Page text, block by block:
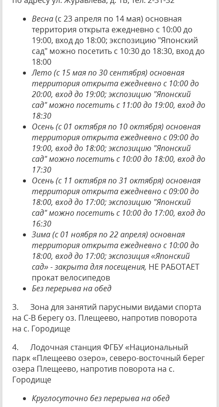
Весна(с 23 апреля по 14 мая) основная
территория открыта ежедневно с 10:00 до
19:00, вход до 18:00; экспозицию "Японский
сад" можно посетить с 10:30 до 18:30, вход до
18:00
Лето (с 15 мая по 30 сентября) основная
территория открыта ежедневно с 10:00 до
20:00, вход до 19:00; экспозицию "Японский
сад" можно посетить с 11:00 до 19:00, вход до
18:30
Осень (с 01 октября по 10 октября) основная
территория открыта ежедневно с 09:00 до
19:00, вход до 18:00; экспозицию "Японский
сад" можно посетить с 10:00 до 18:00, вход до
17:30
Осень (с 11 октября по 31 октября) основная
территория открыта ежедневно с 09:00 до
18:00, вход до 17:00; экспозицию "Японский
сад" можно посетить с 10:00 до 17:00, вход до
16:30
Зима (с 01 ноября по 22 апреля) основная
территория открыта ежедневно с 10:00 до
18:00, вход до 17:00; экспозиция «Японский
сад» - закрыта для посещения, НЕ РАБОТАЕТ
прокат велосипедов
Без перерыва на обед
3. Зона для занятий парусными видами спорта
на С-В берегу оз. Плещеево, напротив поворота
на с. Городище
4. Лодочная станция ФГБУ «Национальный
парк «Плещеево озеро», северо-восточный берег
озера Плещеево, напротив поворота на с.
Городище
Круглосуточно без перерыва на обед